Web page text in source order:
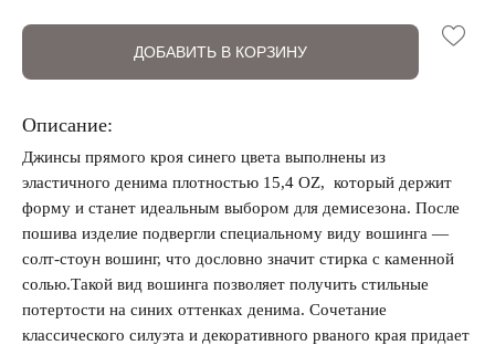
Запомнить меня на этом компьютере
ДОБАВИТЬ В КОРЗИНУ
Описание:
Джинсы прямого кроя синего цвета выполнены из
эластичного денима плотностью 15,4 OZ, который держит
форму и станет идеальным выбором для демисезона. После
пошива изделие подвергли специальному виду вошинга —
солт-стоун вошинг, что дословно значит стирка с каменной
солью.Такой вид вошинга позволяет получить стильные
потертости на синих оттенках денима. Сочетание
классического силуэта и декоративного рваного края придает